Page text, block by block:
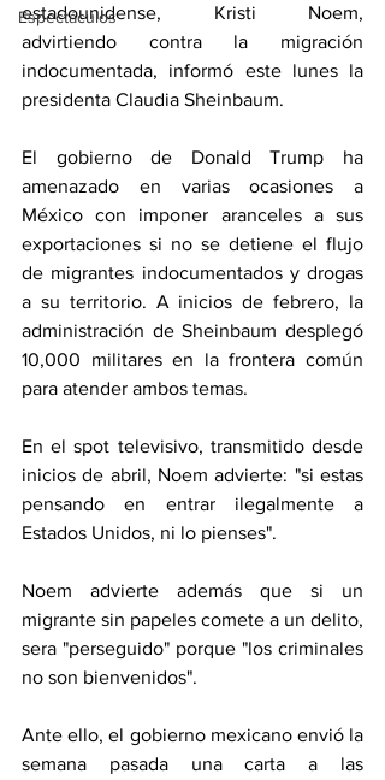
Espectáculos
estadounidense, Kristi Noem,
advirtiendo contra la migración
indocumentada, informó este lunes la
presidenta Claudia Sheinbaum.
El gobierno de Donald Trump ha
amenazado en varias ocasiones a
México con imponer aranceles a sus
exportaciones si no se detiene el flujo
de migrantes indocumentados y drogas
a su territorio. A inicios de febrero, la
administración de Sheinbaum desplegó
10,000 militares en la frontera común
para atender ambos temas.
En el spot televisivo, transmitido desde
inicios de abril, Noem advierte: "si estas
pensando en entrar ilegalmente a
Estados Unidos, ni lo pienses".
Noem advierte además que si un
migrante sin papeles comete a un delito,
sera "perseguido" porque "los criminales
no son bienvenidos".
Ante ello, el gobierno mexicano envió la
semana pasada una carta a las